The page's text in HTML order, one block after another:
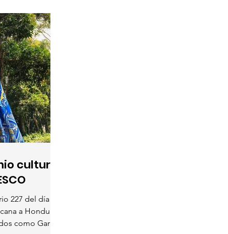
cultural
227 del día de
a Honduras.
como Garí...